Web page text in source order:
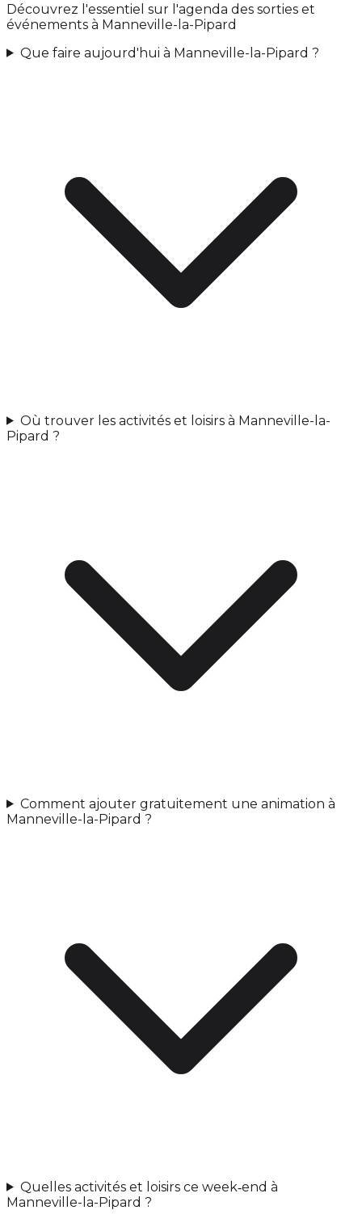
Découvrez l'essentiel sur l'agenda des sorties et
événements à Manneville-la-Pipard
Que faire aujourd'hui à Manneville-la-Pipard ?
Où trouver les activités et loisirs à Manneville-la-
Pipard ?
Comment ajouter gratuitement une animation à
Manneville-la-Pipard ?
Quelles activités et loisirs ce week‑end à
Manneville-la-Pipard ?